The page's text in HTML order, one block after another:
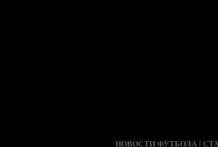
НОВОСТИ ФУТБОЛА |